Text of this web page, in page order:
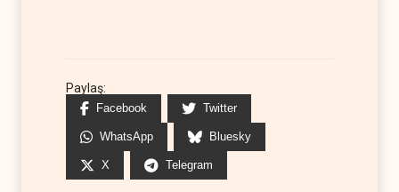
Paylaş:
Facebook Twitter
WhatsApp Bluesky
X Telegram